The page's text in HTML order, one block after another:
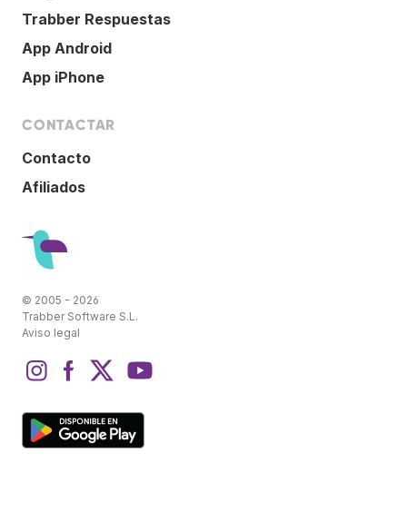
Trabber Respuestas
App Android
App iPhone
CONTACTAR
Contacto
Afiliados
© 2005 - 2026
Trabber Software S.L.
Aviso legal